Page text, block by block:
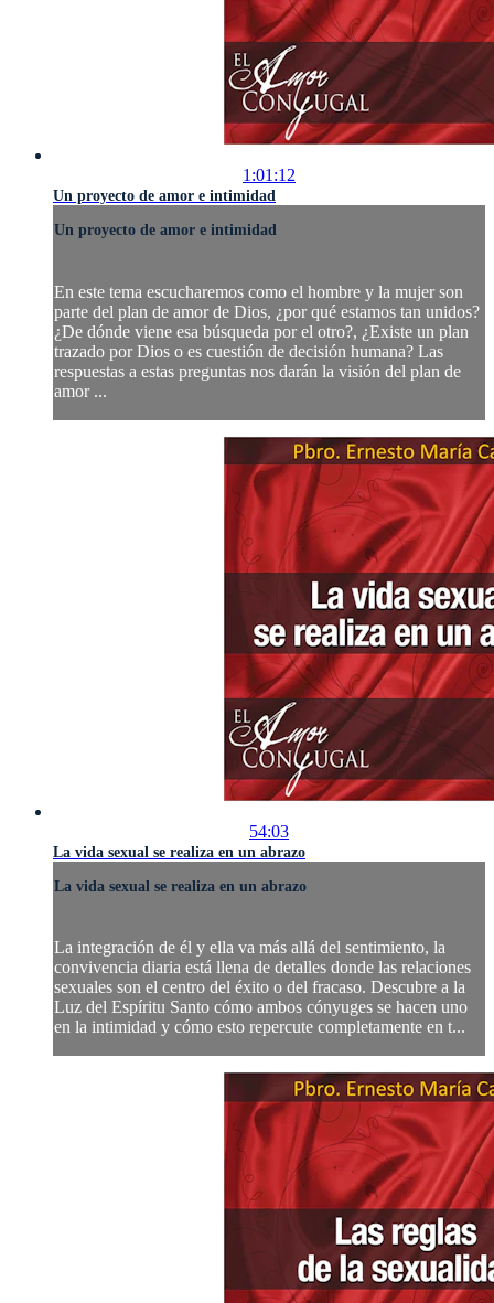
1:01:12
Un proyecto de amor e intimidad
Un proyecto de amor e intimidad
En este tema escucharemos como el hombre y la mujer son
parte del plan de amor de Dios, ¿por qué estamos tan unidos?
¿De dónde viene esa búsqueda por el otro?, ¿Existe un plan
trazado por Dios o es cuestión de decisión humana? Las
respuestas a estas preguntas nos darán la visión del plan de
amor ...
54:03
La vida sexual se realiza en un abrazo
La vida sexual se realiza en un abrazo
La integración de él y ella va más allá del sentimiento, la
convivencia diaria está llena de detalles donde las relaciones
sexuales son el centro del éxito o del fracaso. Descubre a la
Luz del Espíritu Santo cómo ambos cónyuges se hacen uno
en la intimidad y cómo esto repercute completamente en t...